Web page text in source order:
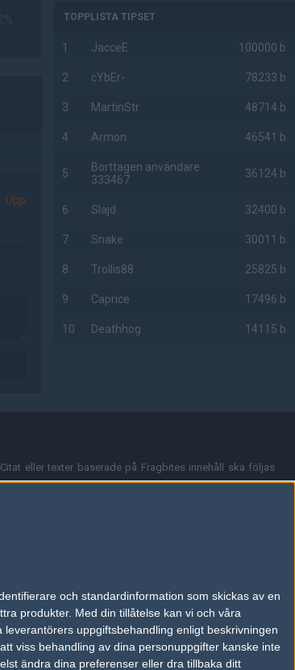
och standardinformation som skickas av en
produkter. Med din tillåtelse kan vi och våra
uppgiftsbehandling enligt beskrivningen
viss behandling av dina personuppgifter kanske inte
ändra dina preferenser eller dra tillbaka ditt
Upp
TOPPLISTA TIPSET
1 JacceE 100000 b
2 cYbEr- 78233 b
3 MartinStr 48714 b
4 Armon 46541 b
5
Borttagen användare
333467
36124 b
6 Slajd 32400 b
7 Snake 30011 b
8 Trollis88 25825 b
9 Caprice 17496 b
10 Deathhog 14115 b
eller texter baserade på Fragbites innehåll ska följas
inte nödvändigtvis med Fragbites åsikter.
iväg ett email till
användarnamn. Cookies sparas även när man deltar i
i din webbläsares inställningar eller välja att inte
som trädde i kraft 25 juli 2003.